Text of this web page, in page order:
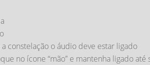
constelação o áudio deve estar ligado
no ícone “mão” e mantenha ligado